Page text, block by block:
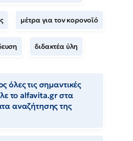
μέτρα για τον κορονοϊό
διδακτέα ύλη
όλες τις σημαντικές
το alfavita.gr στα
αναζήτησης της